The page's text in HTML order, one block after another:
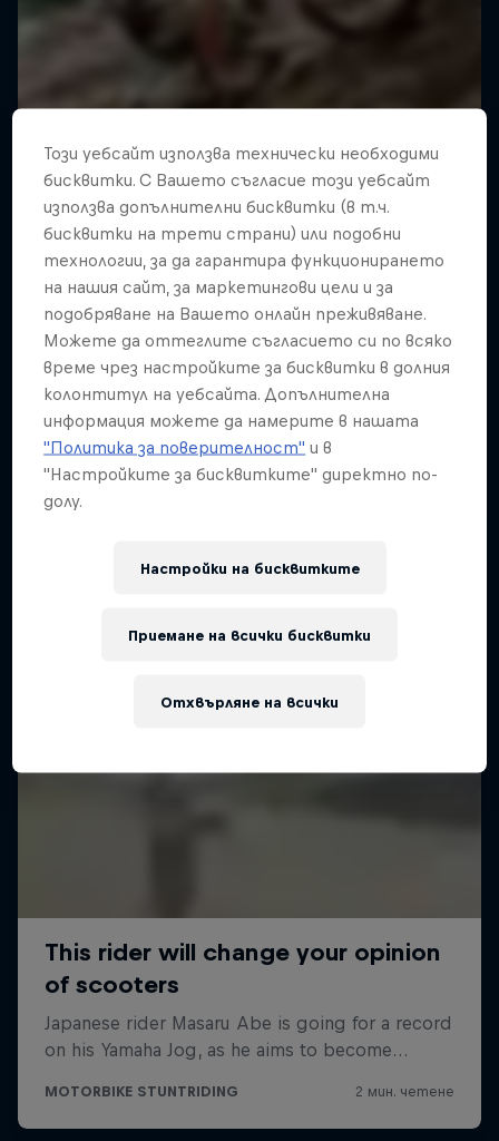
Този уебсайт използва технически необходими
бисквитки. С Вашето съгласие този уебсайт
използва допълнителни бисквитки (в т.ч.
бисквитки на трети страни) или подобни
технологии, за да гарантира функционирането
на нашия сайт, за маркетингови цели и за
подобряване на Вашето онлайн преживяване.
Можете да оттеглите съгласието си по всяко
време чрез настройките за бисквитки в долния
колонтитул на уебсайта. Допълнителна
информация можете да намерите в нашата
"Политика за поверителност" и в
"Настройките за бисквитките" директно по-
долу.
Настройки на бисквитките
Отхвърляне на всички
Приемане на всички бисквитки